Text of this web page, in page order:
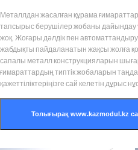
Металлдан жасалған құрама
тапсырыс берушілер жобаны дайындау
жоқ. Жоғары дәлдік пен
жабдықты пайдаланатын жақсы жолға
сапалы металл конструкцияларын
ғимараттардың типтік жобаларын
қажеттіліктеріңізге сай келетін дұрыс
Толығырақ www.kazmodul.kz